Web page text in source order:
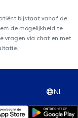
bijstaat vanaf de
de mogelijkheid te
vragen via chat en met
NL